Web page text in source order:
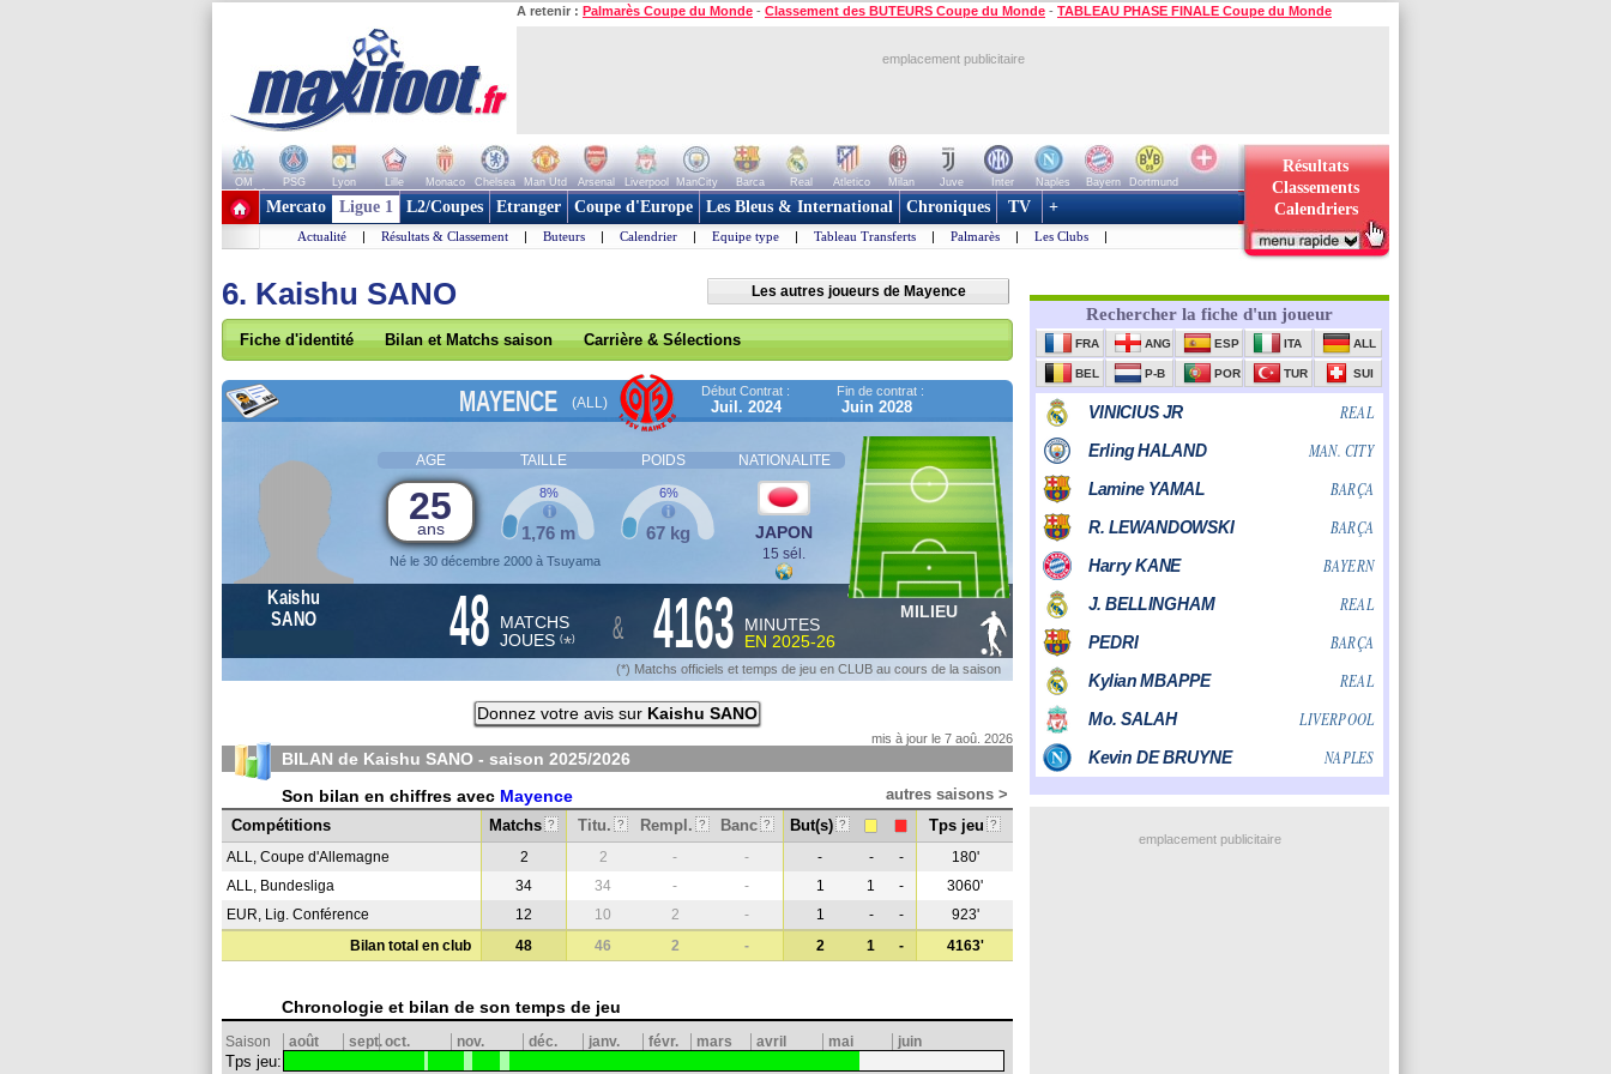
A retenir : Palmarès Coupe du Monde - Classement des BUTEURS Coupe du Monde - TABLEAU PHASE FINALE Coupe du Monde
emplacement publicitaire
OM PSG Lyon Lille Monaco Chelsea Man Utd Arsenal Liverpool ManCity Barca Real Atletico Milan Juve Inter Naples Bayern
Dortmund
+ de clubs
Résultats
Classements
Calendriers
Mercato Ligue 1 L2/Coupes Etranger Coupe d'Europe Les Bleus & International Chroniques TV +
Actualité | Résultats & Classement | Buteurs | Calendrier | Equipe type | Tableau Transferts | Palmarès | Les Clubs |
6. Kaishu SANO Les autres joueurs de Mayence
Fiche d'identité Bilan et Matchs saison Carrière & Sélections
MAYENCE (ALL)
Début Contrat :
Juil. 2024
Fin de contrat :
Juin 2028
AGE TAILLE POIDS NATIONALITE
25
ans
Né le 30 décembre 2000 à Tsuyama
1,76 m
8%
67 kg
6%
JAPON
15 sél.
Kaishu
SANO
48 MATCHS
JOUES (*) & 4163
MINUTES
EN 2025-26
MILIEU
(*) Matchs officiels et temps de jeu en CLUB au cours de la saison
Donnez votre avis sur Kaishu SANO
mis à jour le 7 aoû. 2026
BILAN de Kaishu SANO - saison 2025/2026
Son bilan en chiffres avec Mayence
autres saisons >
Compétitions
Matchs ? Titu. ? Rempl. ? Banc ? But(s) ? Tps jeu ?
ALL, Coupe d'Allemagne 2 2 - - - - -
180'
ALL, Bundesliga
34 34 - - 1 1 -
3060'
EUR, Lig. Conférence
12 10 2 - 1 - -
923'
Bilan total en club
48 46 2 - 2 1 - 4163'
Chronologie et bilan de son temps de jeu
Saison août sept.oct. nov. déc. janv. févr. mars avril mai juin
Tps jeu:
emplacement publicitaire